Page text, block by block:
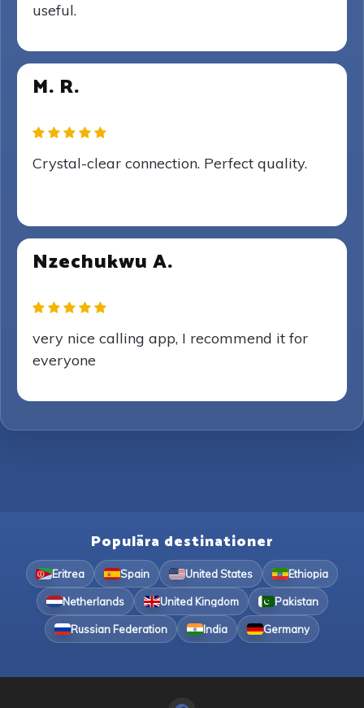
useful.
M. R.
Crystal-clear connection. Perfect quality.
Nzechukwu A.
very nice calling app, I recommend it for
everyone
Populära destinationer
Eritrea Spain United States Ethiopia
Netherlands United Kingdom Pakistan
Russian Federation India Germany